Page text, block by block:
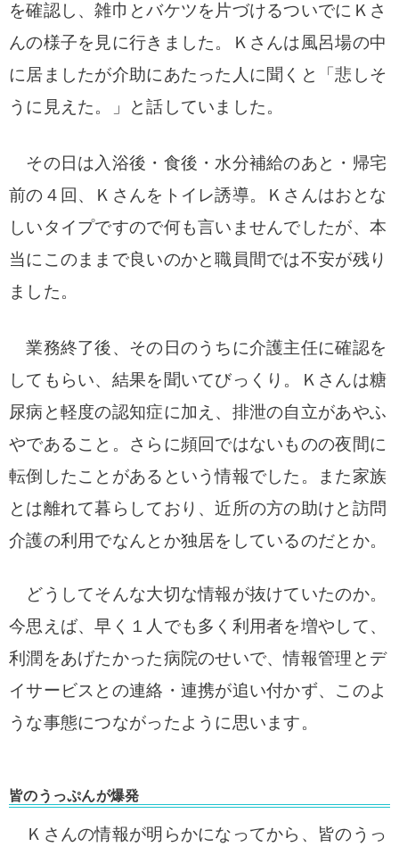
を確認し、雑巾とバケツを片づけるついでにＫさ
んの様子を見に行きました。Ｋさんは風呂場の中
に居ましたが介助にあたった人に聞くと「悲しそ
うに見えた。」と話していました。
その日は入浴後・食後・水分補給のあと・帰宅
前の４回、Ｋさんをトイレ誘導。
Ｋさんはおとな
しいタイプですので何も言いませんでしたが、本
当にこのままで良いのかと職員間では不安が残り
ました。
業務終了後、その日のうちに介護主任に確認を
してもらい、結果を聞いてびっくり。
Ｋさんは糖
尿病と軽度の認知症に加え、排泄の自立があやふ
やであること。さらに頻回ではないものの夜間に
転倒したことがあるという情報でした。
また家族
とは離れて暮らしており、近所の方の助けと訪問
介護の利用でなんとか独居をしているのだとか。
どうしてそんな大切な情報が抜けていたのか。
今思えば、早く１人でも多く利用者を増やして、
利潤をあげたかった病院のせいで、情報管理とデ
イサービスとの連絡・連携が追い付かず、このよ
うな事態につながったように思います。
皆のうっぷんが爆発
Ｋさんの情報が明らかになってから、皆のうっ